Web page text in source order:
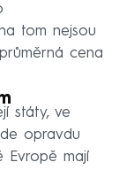
tom nejsou
cena
státy, ve
opravdu
Evropě mají